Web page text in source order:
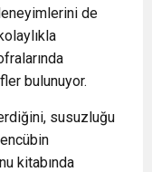
de
bulunuyor.
susuzluğu
kitabında